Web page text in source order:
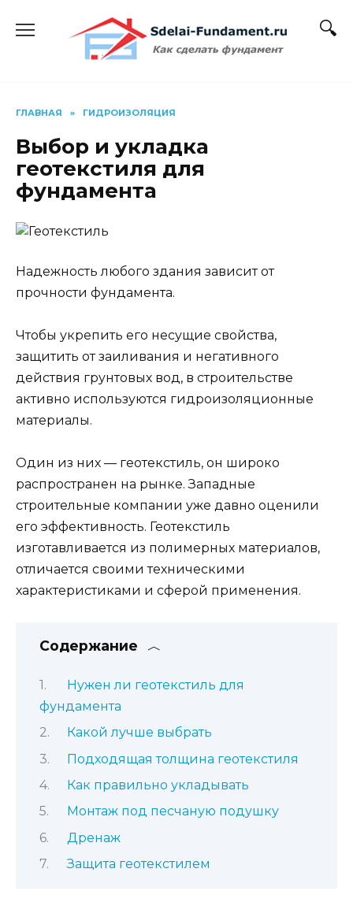
ГЛАВНАЯ » ГИДРОИЗОЛЯЦИЯ
Выбор и укладка
геотекстиля для
фундамента
Надежность любого здания зависит от
прочности фундамента.
Чтобы укрепить его несущие свойства,
защитить от заиливания и негативного
действия грунтовых вод, в строительстве
активно используются гидроизоляционные
материалы.
Один из них — геотекстиль, он широко
распространен на рынке. Западные
строительные компании уже давно оценили
его эффективность. Геотекстиль
изготавливается из полимерных материалов,
отличается своими техническими
характеристиками и сферой применения.
Содержание
Нужен ли геотекстиль для
фундамента
Какой лучше выбрать
Подходящая толщина геотекстиля
Как правильно укладывать
Монтаж под песчаную подушку
Дренаж
Защита геотекстилем